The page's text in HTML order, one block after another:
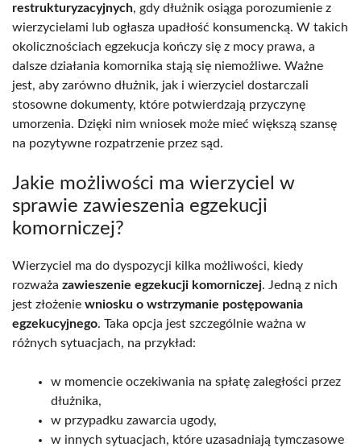
restrukturyzacyjnych, gdy dłużnik osiąga porozumienie z
wierzycielami lub ogłasza upadłość konsumencką. W takich
okolicznościach egzekucja kończy się z mocy prawa, a
dalsze działania komornika stają się niemożliwe. Ważne
jest, aby zarówno dłużnik, jak i wierzyciel dostarczali
stosowne dokumenty, które potwierdzają przyczynę
umorzenia. Dzięki nim wniosek może mieć większą szansę
na pozytywne rozpatrzenie przez sąd.
Jakie możliwości ma wierzyciel w
sprawie zawieszenia egzekucji
komorniczej?
Wierzyciel ma do dyspozycji kilka możliwości, kiedy
rozważa zawieszenie egzekucji komorniczej. Jedną z nich
jest złożenie wniosku o wstrzymanie postępowania
egzekucyjnego. Taka opcja jest szczególnie ważna w
różnych sytuacjach, na przykład:
w momencie oczekiwania na spłatę zaległości przez
dłużnika,
w przypadku zawarcia ugody,
w innych sytuacjach, które uzasadniają tymczasowe